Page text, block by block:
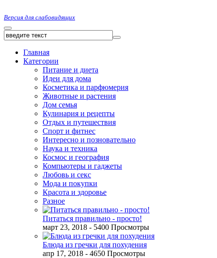
Версия для слабовидящих
Главная
Категории
Питание и диета
Идеи для дома
Косметика и парфюмерия
Животные и растения
Дом семья
Кулинария и рецепты
Отдых и путешествия
Спорт и фитнес
Интересно и позновательно
Наука и техника
Космос и география
Компьютеры и гаджеты
Любовь и секс
Мода и покупки
Красота и здоровье
Разное
Питаться правильно - просто!
март 23, 2018 - 5400 Просмотры
Блюда из гречки для похудения
апр 17, 2018 - 4650 Просмотры